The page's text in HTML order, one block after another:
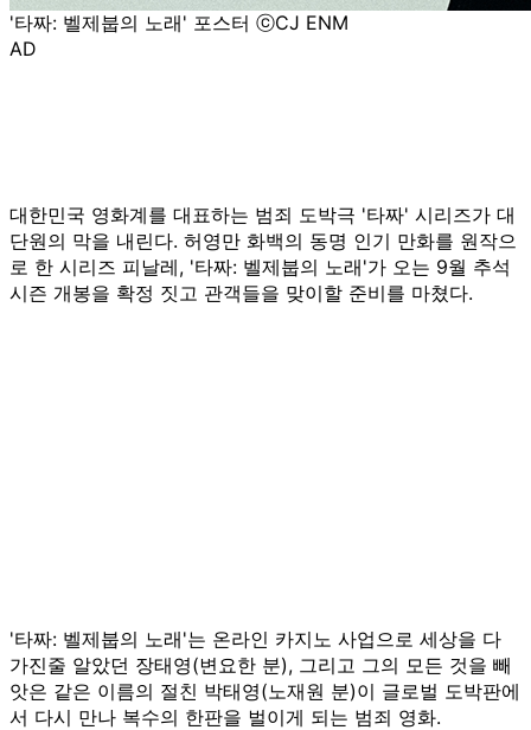
'타짜: 벨제붑의 노래' 포스터 ⓒCJ ENM
AD
대한민국 영화계를 대표하는 범죄 도박극 '타짜' 시리즈가 대
단원의 막을 내린다. 허영만 화백의 동명 인기 만화를 원작으
로 한 시리즈 피날레, '타짜: 벨제붑의 노래'가 오는 9월 추석
시즌 개봉을 확정 짓고 관객들을 맞이할 준비를 마쳤다.
'타짜: 벨제붑의 노래'는 온라인 카지노 사업으로 세상을 다
가진줄 알았던 장태영(변요한 분), 그리고 그의 모든 것을 빼
앗은 같은 이름의 절친 박태영(노재원 분)이 글로벌 도박판에
서 다시 만나 복수의 한판을 벌이게 되는 범죄 영화.